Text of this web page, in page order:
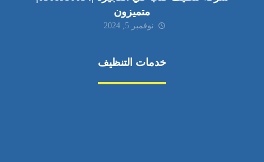
متميزون
نوفمبر 5, 2024
خدمات التنظيف